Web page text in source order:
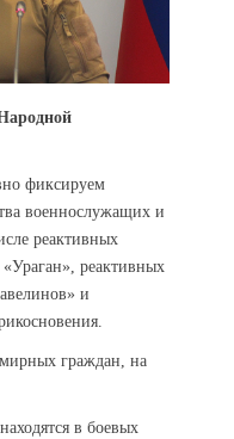
фиксируем
военнослужащих и
реактивных
реактивных
и
граждан, на
в боевых